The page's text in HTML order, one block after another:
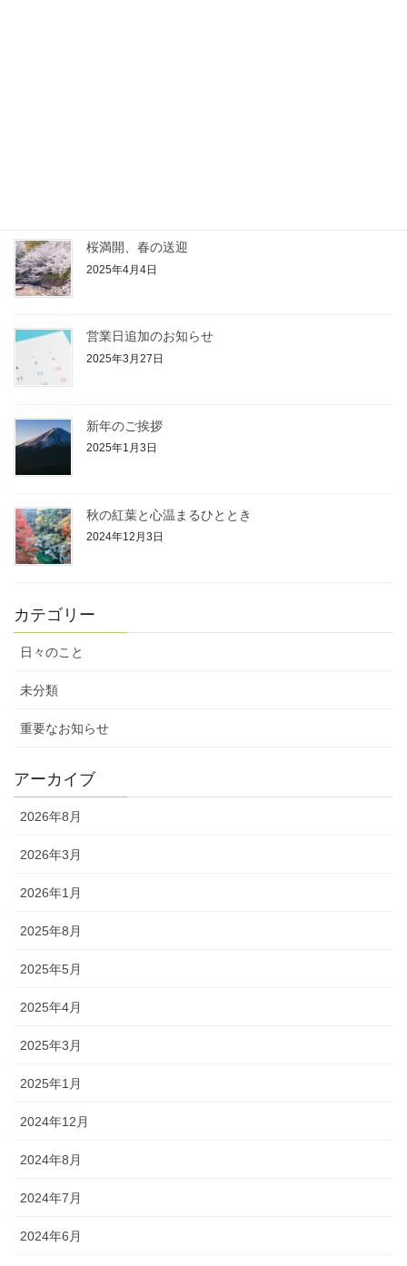
桜満開、春の送迎
2025年4月4日
営業日追加のお知らせ
2025年3月27日
新年のご挨拶
2025年1月3日
秋の紅葉と心温まるひととき
2024年12月3日
カテゴリー
日々のこと
未分類
重要なお知らせ
アーカイブ
2026年8月
2026年3月
2026年1月
2025年8月
2025年5月
2025年4月
2025年3月
2025年1月
2024年12月
2024年8月
2024年7月
2024年6月